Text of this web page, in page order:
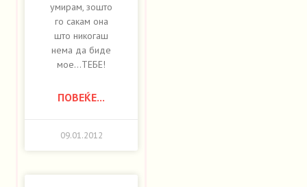
умирам, зошто
го сакам она
што никогаш
нема да биде
мое…ТЕБЕ!
ПОВЕЌЕ...
09.01.2012